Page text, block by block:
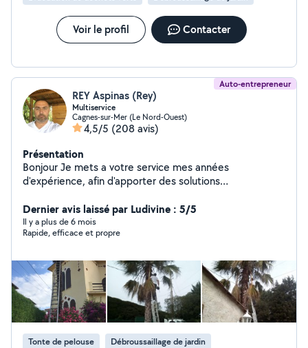
Voir le profil Contacter
Auto-entrepreneur
REY Aspinas (Rey)
Multiservice
Cagnes-sur-Mer (Le Nord-Ouest)
4,5/5 (208 avis)
Présentation
Bonjour Je mets a votre service mes années
d'expérience, afin d'apporter des solutions
Déplacement et devis gratuit Pour plus de
renseignement nous contacter
Dernier avis laissé par Ludivine : 5/5
Il y a plus de 6 mois
Rapide, efficace et propre
Tonte de pelouse Débroussaillage de jardin